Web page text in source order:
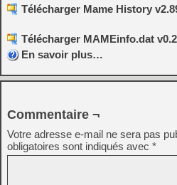
Télécharger Mame History
Télécharger MAMEinfo.dat
En savoir plus…
Commentaire ¬
Votre adresse e-mail ne sera pas
obligatoires sont indiqués avec *